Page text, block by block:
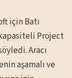
için Batı
Project
Aracı
aşamalı ve